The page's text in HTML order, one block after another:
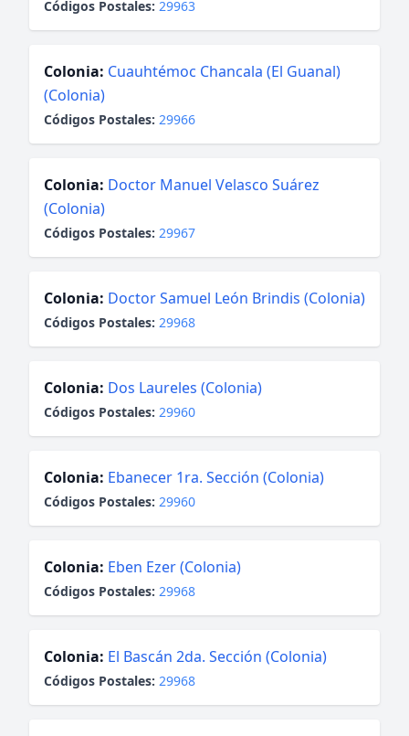
Códigos Postales: 29963
Colonia: Cuauhtémoc Chancala (El Guanal)
(Colonia)
Códigos Postales: 29966
Colonia: Doctor Manuel Velasco Suárez
(Colonia)
Códigos Postales: 29967
Colonia: Doctor Samuel León Brindis (Colonia)
Códigos Postales: 29968
Colonia: Dos Laureles (Colonia)
Códigos Postales: 29960
Colonia: Ebanecer 1ra. Sección (Colonia)
Códigos Postales: 29960
Colonia: Eben Ezer (Colonia)
Códigos Postales: 29968
Colonia: El Bascán 2da. Sección (Colonia)
Códigos Postales: 29968